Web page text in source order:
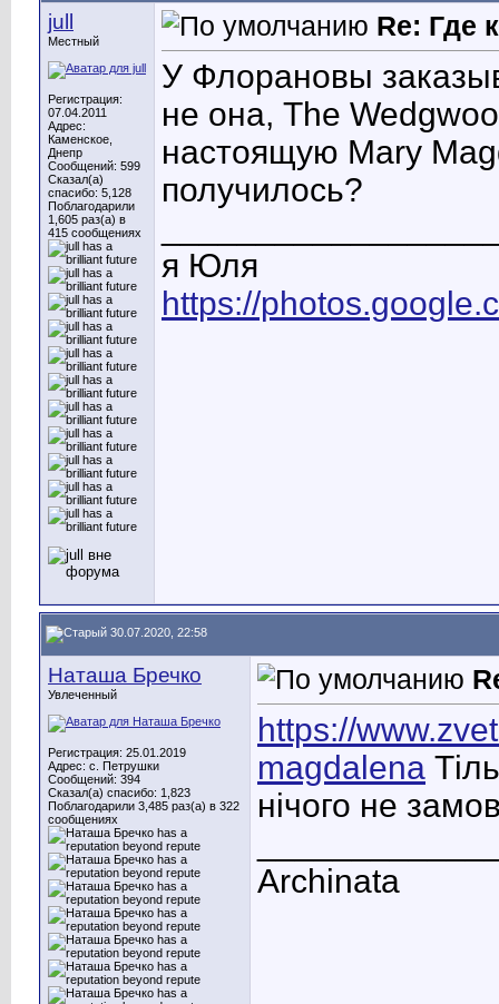
jull
Местный
Регистрация:
07.04.2011
Адрес:
Каменское,
Днепр
Сообщений: 599
Сказал(а)
спасибо: 5,128
Поблагодарили
1,605 раз(а) в
415 сообщениях
Re: Где
У Флорановы
не она, The
настоящую Mary
получилось?
я Юля
https://
30.07.2020, 22:58
Наташа Бречко
Увлеченный
Регистрация: 25.01.2019
Адрес: c. Петрушки
Сообщений: 394
Сказал(а) спасибо: 1,823
Поблагодарили 3,485 раз(а) в 322
сообщениях
https://
magdalena
нічого не
Archinata